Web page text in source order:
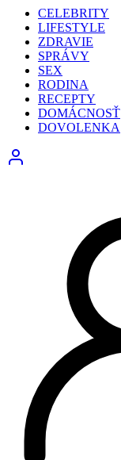
CELEBRITY
LIFESTYLE
ZDRAVIE
SPRÁVY
SEX
RODINA
RECEPTY
DOMÁCNOSŤ
DOVOLENKA